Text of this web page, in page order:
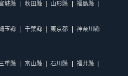
城縣 秋田縣 山形縣 福島縣
玉縣 千葉縣 東京都
神奈川縣
重縣 富山縣 石川縣 福井縣